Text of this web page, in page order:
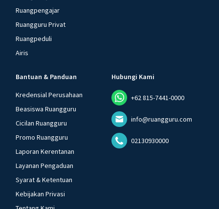
Ruangpengajar
Ruangguru Privat
Ruangpeduli
Airis
Bantuan & Panduan
Kredensial Perusahaan
Beasiswa Ruangguru
Cicilan Ruangguru
Promo Ruangguru
Laporan Kerentanan
Layanan Pengaduan
Syarat & Ketentuan
Kebijakan Privasi
Hubungi Kami
+62 815-7441-0000
info@ruangguru.com
02130930000